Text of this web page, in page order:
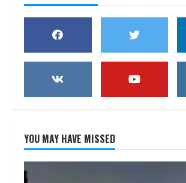
YOU MAY HAVE MISSED